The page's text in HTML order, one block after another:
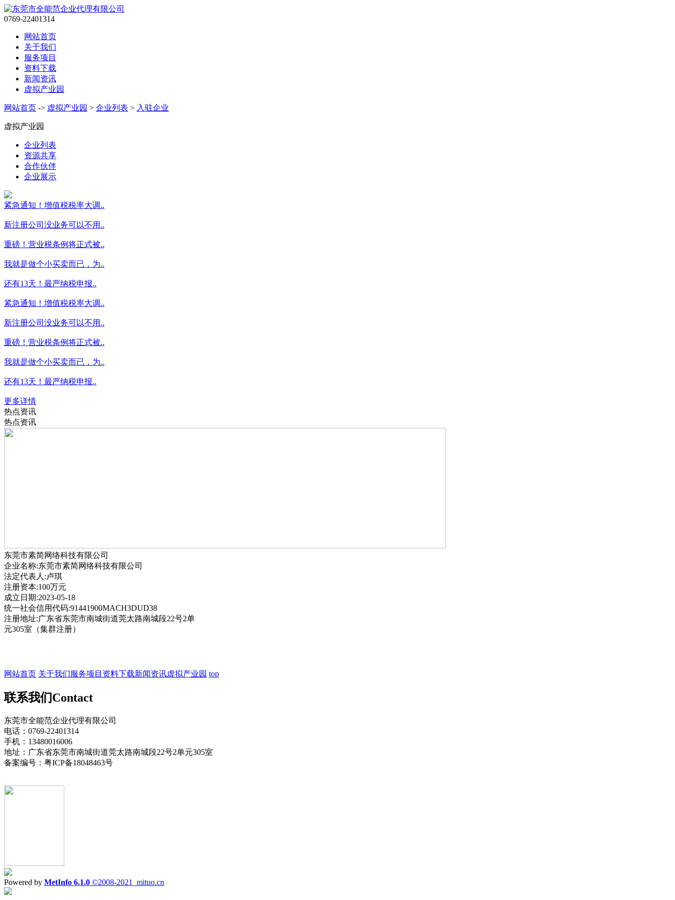
0769-22401314
网站首页
关于我们
服务项目
资料下载
新闻资讯
虚拟产业园
网站首页 -> 虚拟产业园 > 企业列表 > 入驻企业
虚拟产业园
企业列表
资源共享
合作伙伴
企业展示
紧急通知！增值税税率大调..
新注册公司没业务可以不用..
重磅！营业税条例将正式被..
我就是做个小买卖而已，为..
还有13天！最严纳税申报..
紧急通知！增值税税率大调..
新注册公司没业务可以不用..
重磅！营业税条例将正式被..
我就是做个小买卖而已，为..
还有13天！最严纳税申报..
更多详情
热点资讯
热点资讯
东莞市素简网络科技有限公司
企业名称:东莞市素简网络科技有限公司
法定代表人:卢琪
注册资本:100万元
成立日期:2023-05-18
统一社会信用代码:91441900MACH3DUD38
注册地址:广东省东莞市南城街道莞太路南城段22号2单
元305室（集群注册）
网站首页 关于我们服务项目 资料下载新闻资讯虚拟产业园 top
联系我们Contact
东莞市全能范企业代理有限公司
电话：0769-22401314
手机：13480016006
地址：广东省东莞市南城街道莞太路南城段22号2单元305室
备案编号：粤ICP备18048463号
Powered by MetInfo 6.1.0 ©2008-2021 mituo.cn